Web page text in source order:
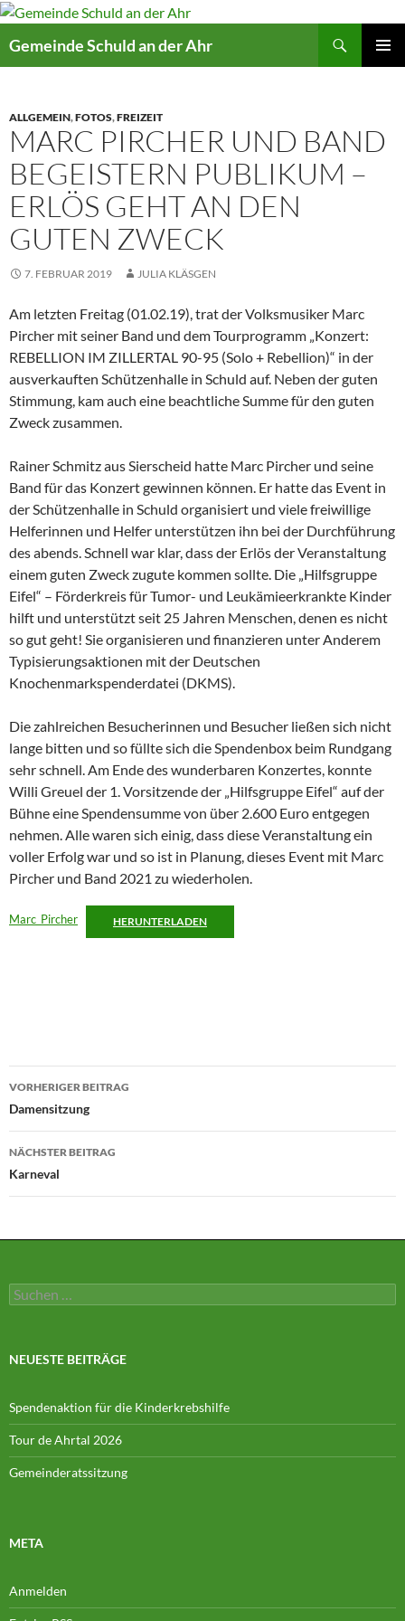
Gemeinde Schuld an der Ahr
ALLGEMEIN,FOTOS,FREIZEIT
MARC PIRCHER UND BAND
BEGEISTERN PUBLIKUM –
ERLÖS GEHT AN DEN
GUTEN ZWECK
7. FEBRUAR 2019 JULIA KLÄSGEN
Am letzten Freitag (01.02.19), trat der Volksmusiker Marc
Pircher mit seiner Band und dem Tourprogramm „Konzert:
REBELLION IM ZILLERTAL 90-95 (Solo + Rebellion)“ in der
ausverkauften Schützenhalle in Schuld auf. Neben der guten
Stimmung, kam auch eine beachtliche Summe für den guten
Zweck zusammen.
Rainer Schmitz aus Sierscheid hatte Marc Pircher und seine
Band für das Konzert gewinnen können. Er hatte das Event in
der Schützenhalle in Schuld organisiert und viele freiwillige
Helferinnen und Helfer unterstützen ihn bei der Durchführung
des abends. Schnell war klar, dass der Erlös der Veranstaltung
einem guten Zweck zugute kommen sollte. Die „Hilfsgruppe
Eifel“ – Förderkreis für Tumor- und Leukämieerkrankte Kinder
hilft und unterstützt seit 25 Jahren Menschen, denen es nicht
so gut geht! Sie organisieren und finanzieren unter Anderem
Typisierungsaktionen mit der Deutschen
Knochenmarkspenderdatei (DKMS).
Die zahlreichen Besucherinnen und Besucher ließen sich nicht
lange bitten und so füllte sich die Spendenbox beim Rundgang
sehr schnell. Am Ende des wunderbaren Konzertes, konnte
Willi Greuel der 1. Vorsitzende der „Hilfsgruppe Eifel“ auf der
Bühne eine Spendensumme von über 2.600 Euro entgegen
nehmen. Alle waren sich einig, dass diese Veranstaltung ein
voller Erfolg war und so ist in Planung, dieses Event mit Marc
Pircher und Band 2021 zu wiederholen.
Marc_Pircher HERUNTERLADEN
Beitragsnavigation
VORHERIGER BEITRAG
Damensitzung
NÄCHSTER BEITRAG
Karneval
Suchen
nach:
NEUESTE BEITRÄGE
Spendenaktion für die Kinderkrebshilfe
Tour de Ahrtal 2026
Gemeinderatssitzung
META
Anmelden